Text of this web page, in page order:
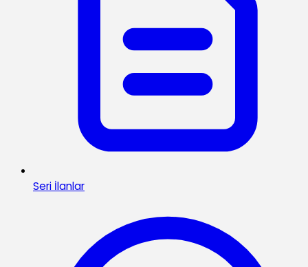
Seri İlanlar